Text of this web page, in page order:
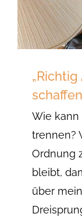
Wie kann
trennen?
Ordnung
bleibt,
über